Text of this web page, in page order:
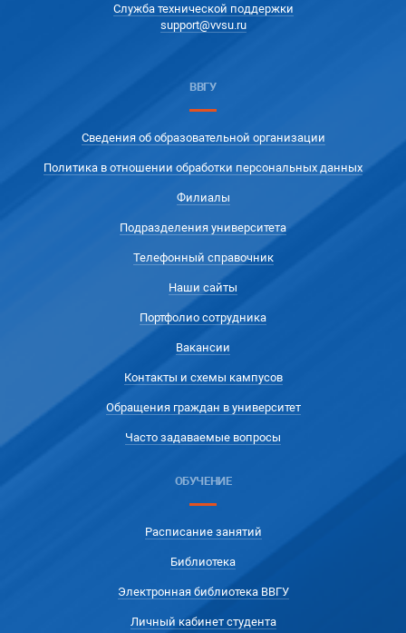
Служба технической поддержки
support@vvsu.ru
ВВГУ
Сведения об образовательной организации
Политика в отношении обработки персональных данных
Филиалы
Подразделения университета
Телефонный справочник
Наши сайты
Портфолио сотрудника
Вакансии
Контакты и схемы кампусов
Обращения граждан в университет
Часто задаваемые вопросы
ОБУЧЕНИЕ
Расписание занятий
Библиотека
Электронная библиотека ВВГУ
Личный кабинет студента